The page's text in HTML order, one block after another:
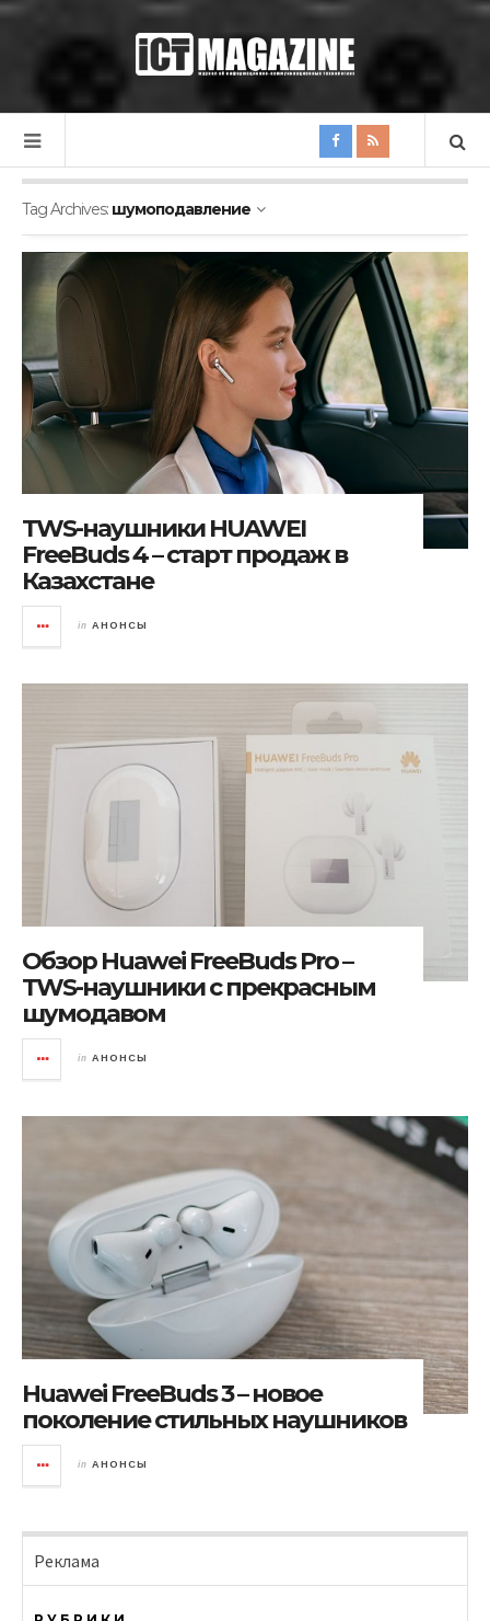
Tag Archives: шумоподавление
TWS-наушники HUAWEI
FreeBuds 4 – старт продаж в
Казахстане
in АНОНСЫ
Обзор Huawei FreeBuds Pro –
TWS-наушники с прекрасным
шумодавом
in АНОНСЫ
Huawei FreeBuds 3 – новое
поколение стильных наушников
in АНОНСЫ
Реклама